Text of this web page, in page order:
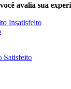
avalia sua
Insatisfeito
Satisfeito